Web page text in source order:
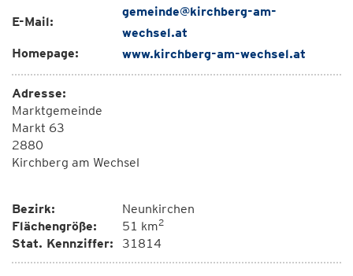
E-Mail:
gemeinde@kirchberg-am-
wechsel.at
Homepage:
www.kirchberg-am-wechsel.at
Adresse:
Marktgemeinde
Markt 63
2880
Kirchberg am Wechsel
Bezirk:
Neunkirchen
Flächengröße:
51 km2
Stat. Kennziffer: 31814